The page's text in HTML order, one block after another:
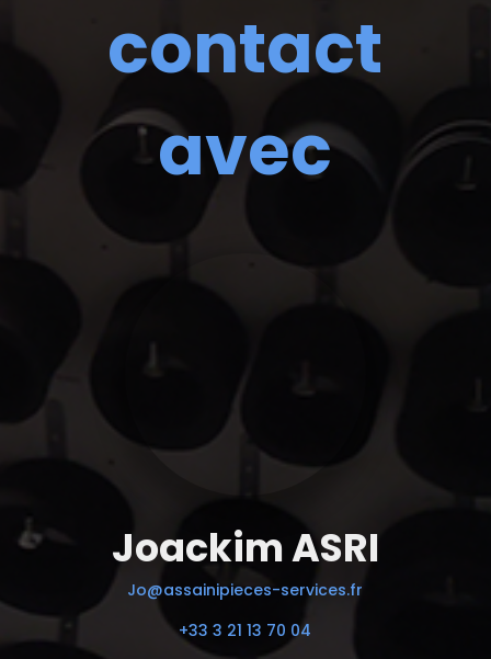
contact
avec
Joackim ASRI
Jo@assainipieces-services.fr
+33 3 21 13 70 04